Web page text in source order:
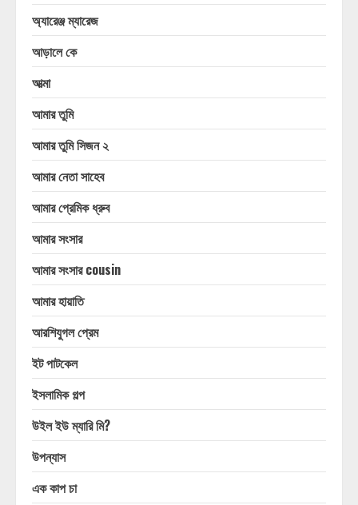
অ্যারেঞ্জ ম্যারেজ
আড়ালে কে
আত্মা
আমার তুমি
আমার তুমি সিজন ২
আমার নেতা সাহেব
আমার প্রেমিক ধ্রুব
আমার সংসার
আমার সংসার cousin
আমার হায়াতি
আরশিযুগল প্রেম
ইট পাটকেল
ইসলামিক গল্প
উইল ইউ ম্যারি মি?
উপন্যাস
এক কাপ চা